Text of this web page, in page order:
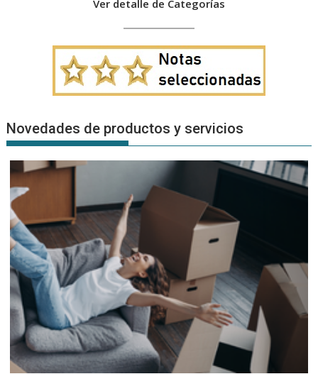
Ver detalle de Categorías
Novedades de productos y servicios